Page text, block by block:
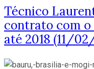
Técnico
contrato com
até 2018 (11/